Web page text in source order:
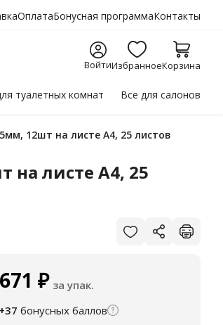
ОплатаБонусная программаКонтакты
ВойтиИзбранноеКорзина
туалетных комнат Все для салонов
12шт на листе А4, 25 листов
на листе А4, 25
₽ за упак.
+37 бонусных баллов